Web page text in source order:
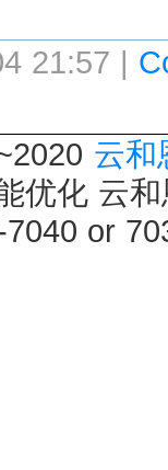
21:57 |
云和
优化 云
or